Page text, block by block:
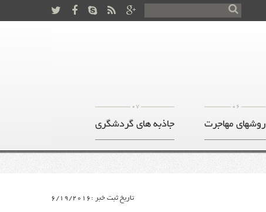
07
جاذبه های گردشگری
06
روشهای مهاجرت
تاریخ ثبت خبر :6/19/2016